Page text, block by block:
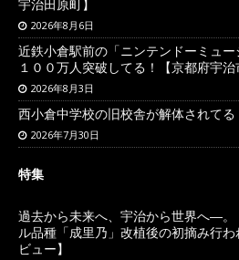
宇治田原町】
2026年8月6日
近鉄小倉駅前の「ニンテンドーミュ
１００万人突破してる！【京都府宇治
2026年8月3日
西小倉中学校の旧校舎が解体されてる
2026年7月30日
特集
過去から未来へ、宇治から世界へ―。
ル品種「成里乃」改植後の初摘み行
ビュー】